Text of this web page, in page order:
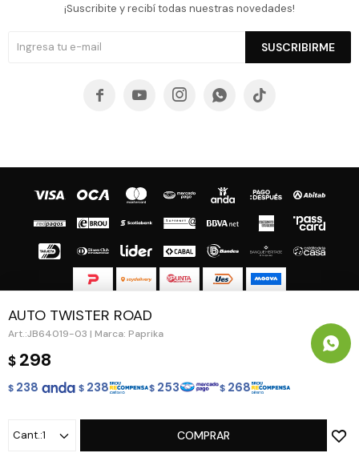
AUTO TWISTER ROAD
JB64019-03 | Marca: Paprika
$ 298
$ 238 $ 238 $ 253 $ 268
1 COMPRAR
¡Suscribite y recibí todas nuestras novedades!
SUSCRIBIRME
    
© Copyright 2026 / Guapa - Paprika